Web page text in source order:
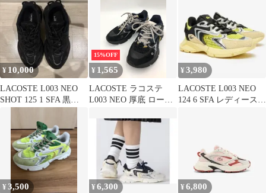
リーン
¥ 10,000
LACOSTE L003 NEO
SHOT 125 1 SFA 黒
15%OFF
¥ 1,565
LACOSTE ラコステ
L003 NEO 厚底 ローカ
sizeUS:6/UK4/ネイビー
■■ レディース
¥3,980
LACOSTE L003 NEO
124 6 SFA レディース
¥3,500 ¥6,300 ¥6,800